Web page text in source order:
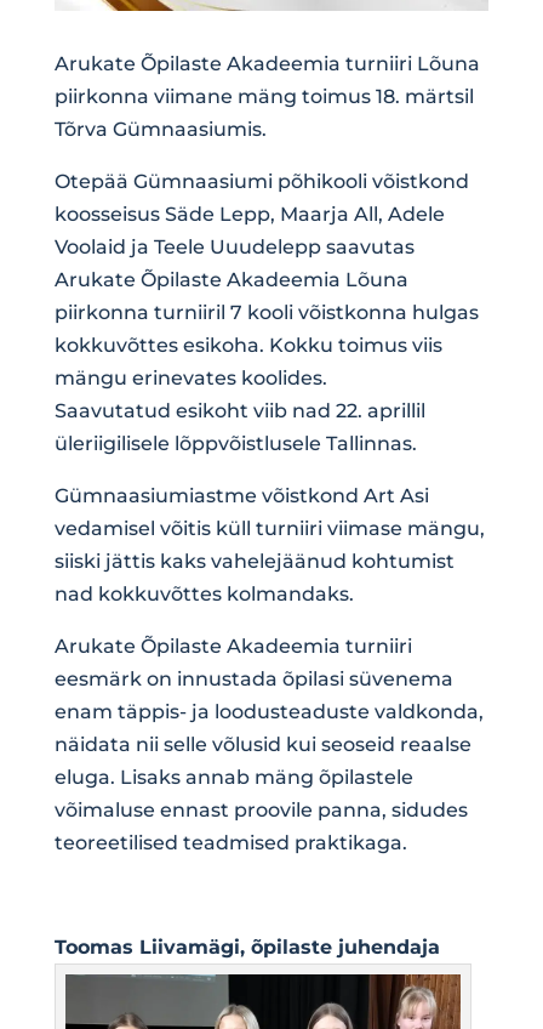
Arukate Õpilaste Akadeemia turniiri Lõuna
piirkonna viimane mäng toimus 18. märtsil
Tõrva Gümnaasiumis.
Otepää Gümnaasiumi põhikooli võistkond
koosseisus Säde Lepp, Maarja All, Adele
Voolaid ja Teele Uuudelepp saavutas
Arukate Õpilaste Akadeemia Lõuna
piirkonna turniiril 7 kooli võistkonna hulgas
kokkuvõttes esikoha. Kokku toimus viis
mängu erinevates koolides.
Saavutatud esikoht viib nad 22. aprillil
üleriigilisele lõppvõistlusele Tallinnas.
Gümnaasiumiastme võistkond Art Asi
vedamisel võitis küll turniiri viimase mängu,
siiski jättis kaks vahelejäänud kohtumist
nad kokkuvõttes kolmandaks.
Arukate Õpilaste Akadeemia turniiri
eesmärk on innustada õpilasi süvenema
enam täppis- ja loodusteaduste valdkonda,
näidata nii selle võlusid kui seoseid reaalse
eluga. Lisaks annab mäng õpilastele
võimaluse ennast proovile panna, sidudes
teoreetilised teadmised praktikaga.
Toomas Liivamägi, õpilaste juhendaja